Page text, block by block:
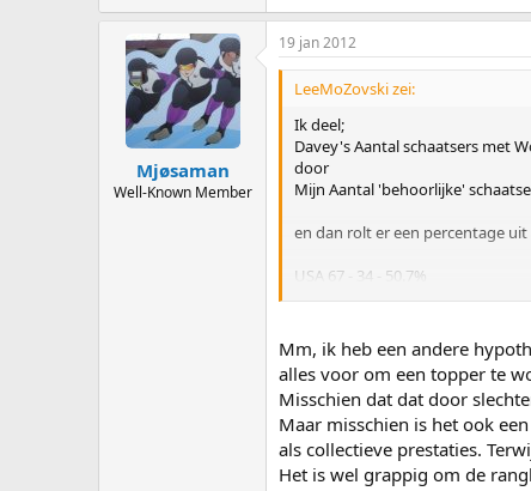
Mjøsaman
Well-Known Member
19 jan 2012
LeeMoZovski zei:
Ik deel;
Davey's Aantal schaatsers met
door
Mijn Aantal 'behoorlijke'
en dan rolt er een percentage uit
USA 67 - 34 - 50.7%
CAN 169 - 71 - 42.0%
NOR 93 - 25 - 26.9%
DUI 122 - 31 - 25.4%
JAP 373 - 94 - 25.2%
KOR 110 - 27 - 24.5%
NED 540 - 128 - 23.7%
POL 54 - 12 - 22.2%
RUS 309 - 68 - 22.0%
Mm, ik heb een andere
alles voor om een topper te
Misschien dat dat door
Maar misschien is het ook
als collectieve prestaties.
Het is wel grappig om de